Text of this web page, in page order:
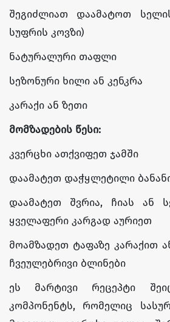
შეგიძლიათ დაამატოთ
სუფრის კოვზი)
ნატურალური თაფლი
სეზონური ხილი ან კენკრა
კარაქი ან ზეთი
მომზადების წესი:
კვერცხი ათქვიფეთ ჯამში
დაამატეთ დაჭყლეტილი
დაამატეთ შვრია, ჩიას ან
ყველაფერი კარგად აურიეთ
მოამზადეთ ტაფაზე კარაქით
ჩვეულებრივი ბლინები
ეს მარტივი რეცეპტი
კომპონენტს, რომელიც